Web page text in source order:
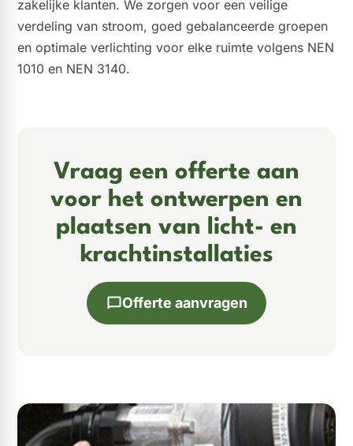
zakelijke klanten. We zorgen voor een veilige
verdeling van stroom, goed gebalanceerde groepen
en optimale verlichting voor elke ruimte volgens NEN
1010 en NEN 3140.
Vraag een offerte aan
voor het ontwerpen en
plaatsen van licht- en
krachtinstallaties
Offerte aanvragen